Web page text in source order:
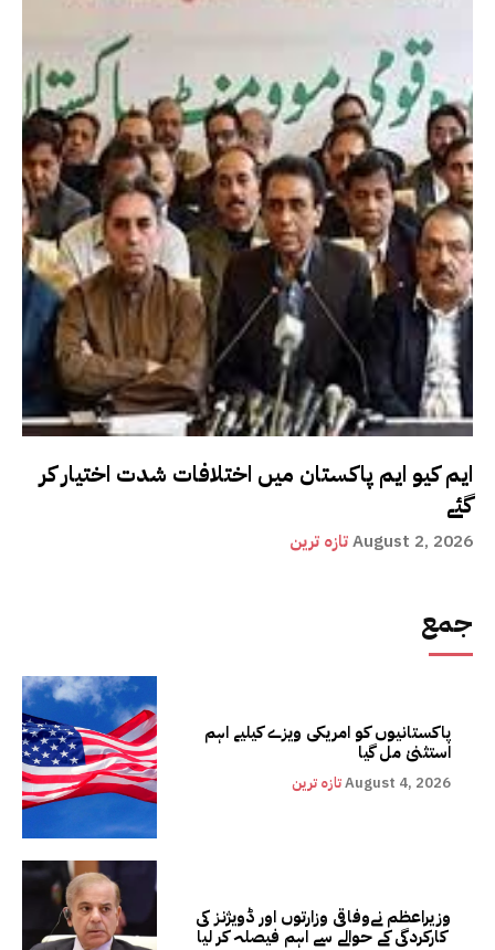
ایم کیو ایم پاکستان میں اختلافات شدت اختیار کر
گئے
تازہ ترینAugust 2, 2026
جمع
پاکستانیوں کو امریکی ویزے کیلیے اہم
استثنیٰ مل گیا
تازہ ترینAugust 4, 2026
وزیراعظم نےوفاقی وزارتوں اور ڈویژنز کی
کارکردگی کے حوالے سے اہم فیصلہ کر لیا